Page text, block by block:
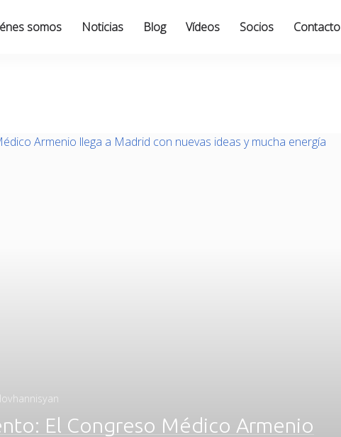
somos Noticias Blog Vídeos Socios Contacto
El Congreso Médico Armenio